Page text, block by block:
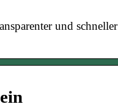
und schneller